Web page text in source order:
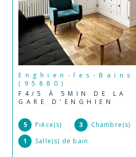
Enghien-les-Bains
(95880)
F4/5 À 5MIN DE LA
GARE D'ENGHIEN
5 Pièce(s) 3
Chambre(s)
1
Salle(s) de bain